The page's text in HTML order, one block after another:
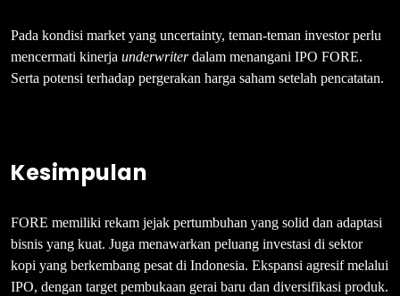
Pada kondisi market yang uncertainty, teman-teman investor perlu
mencermati kinerja underwriterdalam menangani IPO FORE.
Serta potensi terhadap pergerakan harga saham setelah pencatatan.
Kesimpulan
FORE memiliki rekam jejak pertumbuhan yang solid dan adaptasi
bisnis yang kuat. Juga menawarkan peluang investasi di sektor
kopi yang berkembang pesat di Indonesia. Ekspansi agresif melalui
IPO, dengan target pembukaan gerai baru dan diversifikasi produk.